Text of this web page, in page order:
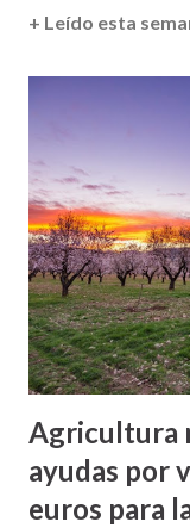
+ Leído esta
Agricultura
ayudas por
euros para